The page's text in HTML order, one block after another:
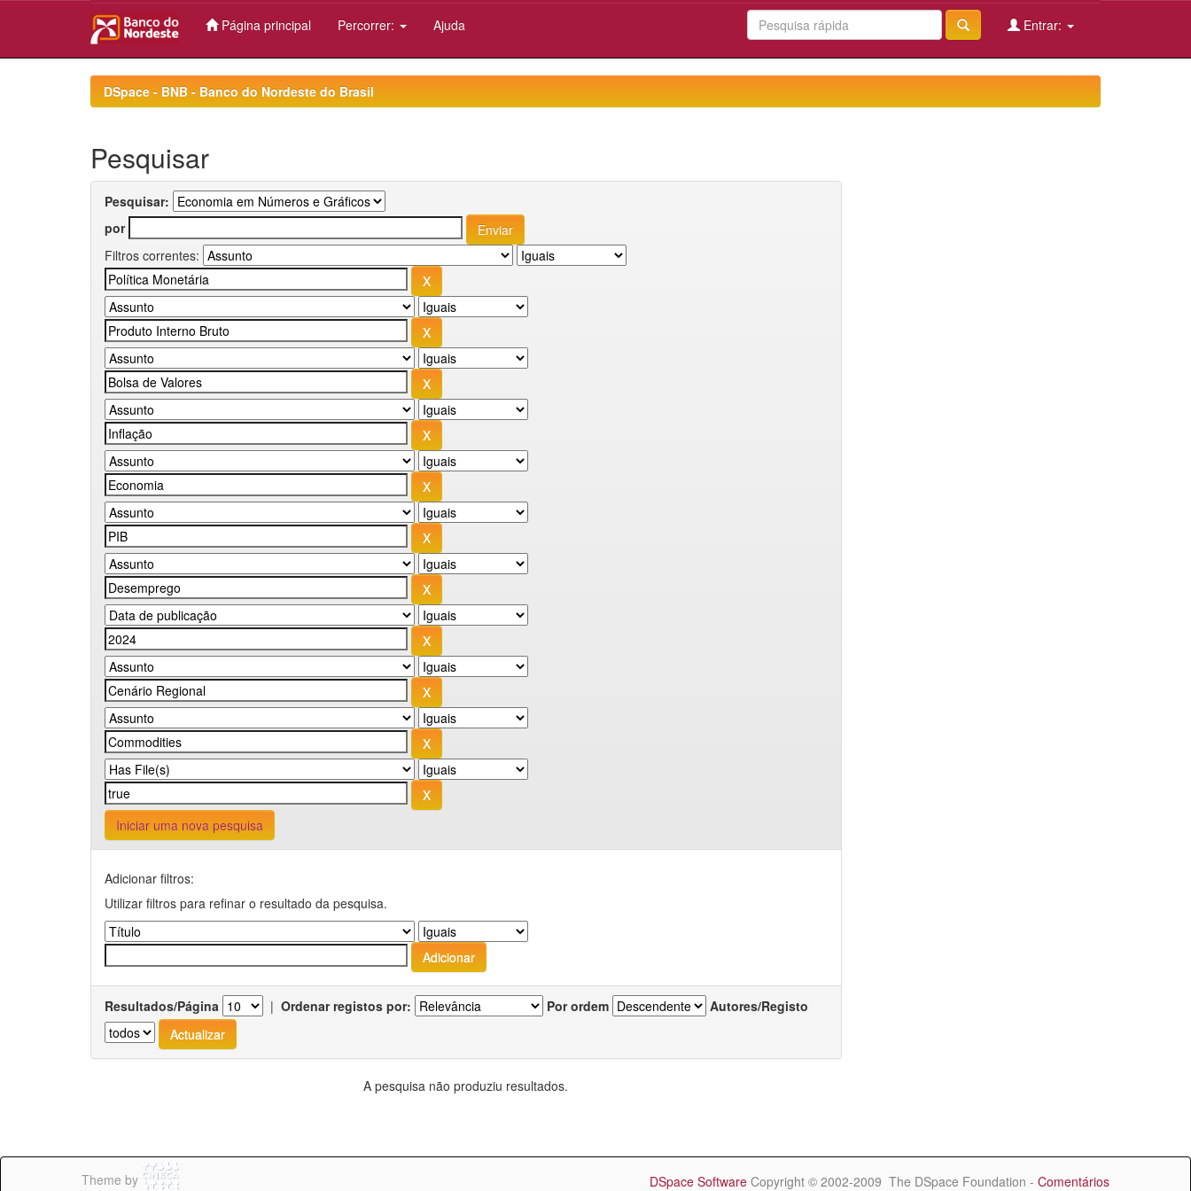
Página principal Percorrer: Ajuda Entrar:
DSpace - BNB - Banco do Nordeste do Brasil
Pesquisar
Pesquisar:
por
Filtros correntes:
Iniciar uma nova pesquisa
Adicionar filtros:
Utilizar filtros para refinar o resultado da pesquisa.
Resultados/Página | Ordenar registos por: Por ordem Autores/Registo
A pesquisa não produziu resultados.
Theme by DSpace Software Copyright © 2002-2009 The DSpace Foundation - Comentários